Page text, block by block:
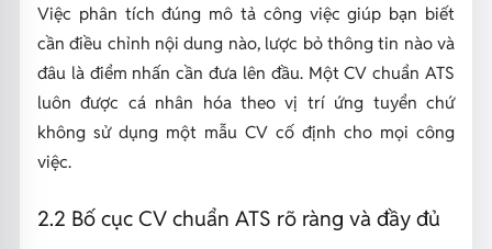
Việc phân tích đúng mô tả công việc giúp bạn biết
cần điều chỉnh nội dung nào, lược bỏ thông tin nào và
đâu là điểm nhấn cần đưa lên đầu. Một CV chuẩn ATS
luôn được cá nhân hóa theo vị trí ứng tuyển chứ
không sử dụng một mẫu CV cố định cho mọi công
việc.
2.2 Bố cục CV chuẩn ATS rõ ràng và đầy đủ